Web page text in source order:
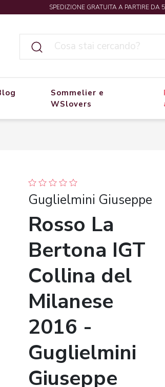
SPEDIZIONE GRATUITA A PARTIRE DA
Blog
Sommelier e
WSlovers
Guglielmini Giuseppe
Rosso La
Bertona IGT
Collina del
Milanese
2016 -
Guglielmini
Giuseppe